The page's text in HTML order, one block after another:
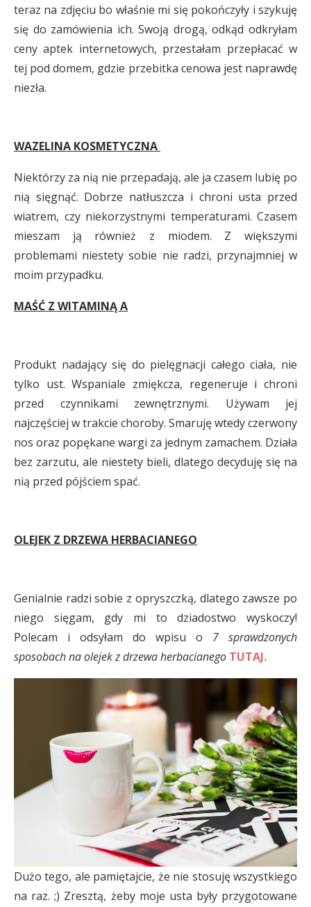
teraz na zdjęciu bo właśnie mi się pokończyły i szykuję
się do zamówienia ich. Swoją drogą, odkąd odkryłam
ceny aptek internetowych, przestałam przepłacać w
tej pod domem, gdzie przebitka cenowa jest naprawdę
niezła.
WAZELINA KOSMETYCZNA
Niektórzy za nią nie przepadają, ale ja czasem lubię po
nią sięgnąć. Dobrze natłuszcza i chroni usta przed
wiatrem, czy niekorzystnymi temperaturami. Czasem
mieszam ją również z miodem. Z większymi
problemami niestety sobie nie radzi, przynajmniej w
moim przypadku.
MAŚĆ Z WITAMINĄ A
Produkt nadający się do pielęgnacji całego ciała, nie
tylko ust. Wspaniale zmiękcza, regeneruje i chroni
przed czynnikami zewnętrznymi. Używam jej
najczęściej w trakcie choroby. Smaruję wtedy czerwony
nos oraz popękane wargi za jednym zamachem. Działa
bez zarzutu, ale niestety bieli, dlatego decyduję się na
nią przed pójściem spać.
OLEJEK Z DRZEWA HERBACIANEGO
Genialnie radzi sobie z opryszczką, dlatego zawsze po
niego sięgam, gdy mi to dziadostwo wyskoczy!
Polecam i odsyłam do wpisu o 7 sprawdzonych
sposobach na olejek z drzewa herbacianego TUTAJ.
Dużo tego, ale pamiętajcie, że nie stosuję wszystkiego
na raz. ;) Zresztą, żeby moje usta były przygotowane